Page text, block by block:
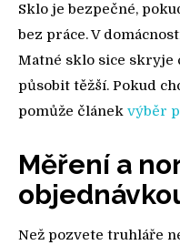
Sklo je bezpečné,
bez práce. V
Matné sklo sice skryje
působit těžší. Pokud
pomůže článek výběr
Měření a
Než pozvete truhláře